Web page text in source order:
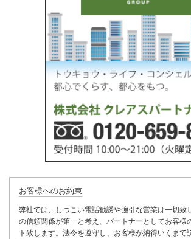
お客様へのお約束
弊社では、しつこい電話勧誘や強引な営業は一切致
の信頼関係が第一と考え、パートナーとしてお客様
ト致します。法令を遵守し、お客様が納得いくまで